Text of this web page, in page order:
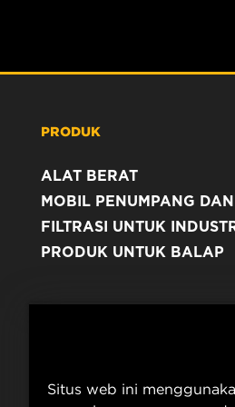
PRODUK
ALAT BERAT
MOBIL PENUMPANG
FILTRASI UNTUK
PRODUK UNTUK BALAP
Situs web ini